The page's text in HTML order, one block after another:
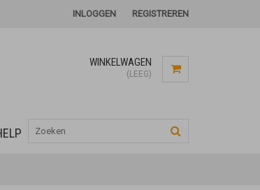
INLOGGEN REGISTREREN
WINKELWAGEN
(LEEG)